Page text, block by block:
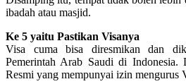
ibadah atau masjid.
Ke 5 yaitu Pastikan Visanya
Visa cuma bisa diresmikan dan
Pemerintah Arab Saudi di Indonesia.
Resmi yang mempunyai izin mengurus